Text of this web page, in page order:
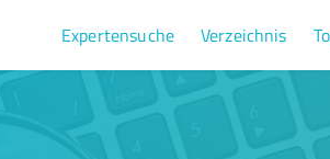
Expertensuche Verzeichnis